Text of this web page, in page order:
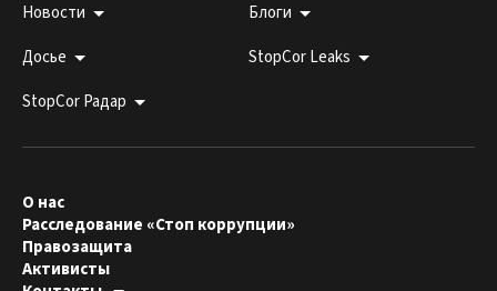
Новости
Блоги
Досье
StopCor Leaks
StopCor Радар
О нас
Расследование «Стоп коррупции»
Правозащита
Активисты